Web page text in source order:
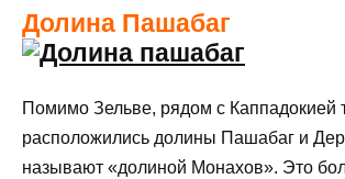
Долина Пашабаг
Помимо Зельве, рядом с Каппадокией
расположились долины Пашабаг и
называют «долиной Монахов». Это